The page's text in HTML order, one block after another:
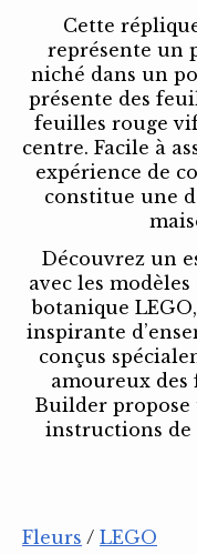
Cette
représente un
niché dans un
présente des
feuilles rouge vif
centre. Facile à
expérience de
constitue une
Découvrez un
avec les
botanique
inspirante
conçus
amoureux des
Builder propose
instructions de
Fleurs / LEGO